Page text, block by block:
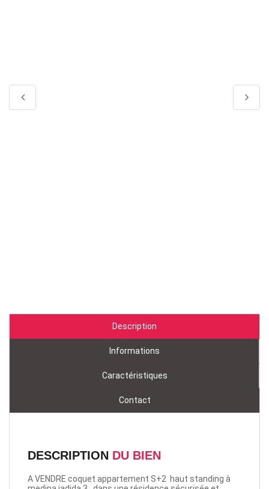
Description
Informations
Caractéristiques
Contact
DESCRIPTION DU BIEN
A VENDRE coquet appartement S+2 haut standing à